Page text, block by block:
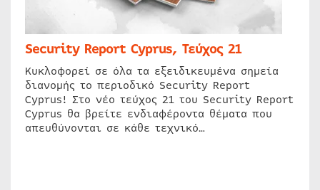
Security Report Cyprus, Τεύχος 21
Κυκλοφορεί σε όλα τα εξειδικευμένα σημεία
διανομής το περιοδικό Security Report
Cyprus! Στο νέο τεύχος 21 του Security Report
Cyprus θα βρείτε ενδιαφέροντα θέματα που
απευθύνονται σε κάθε τεχνικό…